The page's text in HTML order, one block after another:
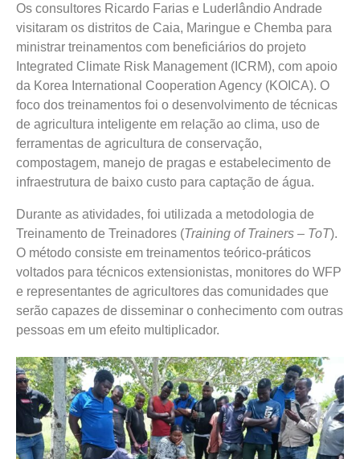
Os consultores Ricardo Farias e Luderlândio Andrade
visitaram os distritos de Caia, Maringue e Chemba para
ministrar treinamentos com beneficiários do projeto
Integrated Climate Risk Management (ICRM), com apoio
da Korea International Cooperation Agency (KOICA). O
foco dos treinamentos foi o desenvolvimento de técnicas
de agricultura inteligente em relação ao clima, uso de
ferramentas de agricultura de conservação,
compostagem, manejo de pragas e estabelecimento de
infraestrutura de baixo custo para captação de água.
Durante as atividades, foi utilizada a metodologia de
Treinamento de Treinadores (Training of Trainers – ToT).
O método consiste em treinamentos teórico-práticos
voltados para técnicos extensionistas, monitores do WFP
e representantes de agricultores das comunidades que
serão capazes de disseminar o conhecimento com outras
pessoas em um efeito multiplicador.